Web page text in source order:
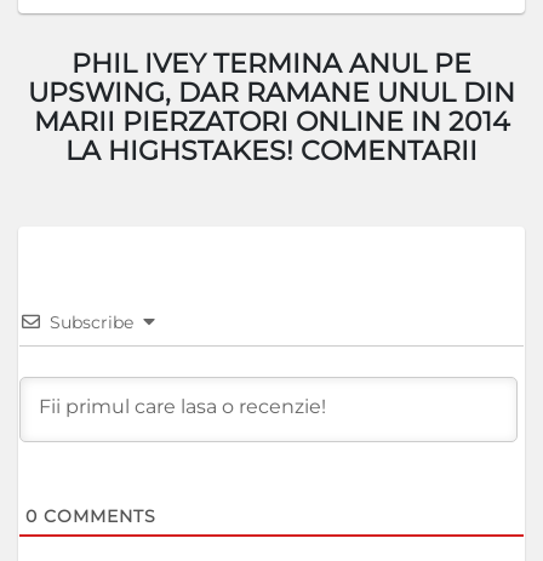
PHIL IVEY TERMINA ANUL PE
UPSWING, DAR RAMANE UNUL DIN
MARII PIERZATORI ONLINE IN 2014
LA HIGHSTAKES! COMENTARII
Subscribe
0 COMMENTS